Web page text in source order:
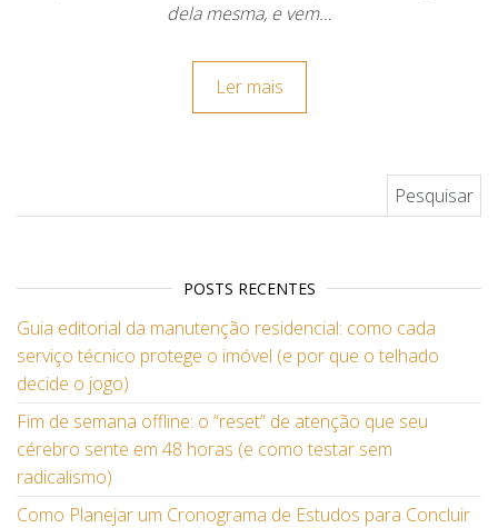
dela mesma, e vem…
Ler mais
POSTS RECENTES
Guia editorial da manutenção residencial: como cada
serviço técnico protege o imóvel (e por que o telhado
decide o jogo)
Fim de semana offline: o “reset” de atenção que seu
cérebro sente em 48 horas (e como testar sem
radicalismo)
Como Planejar um Cronograma de Estudos para Concluir